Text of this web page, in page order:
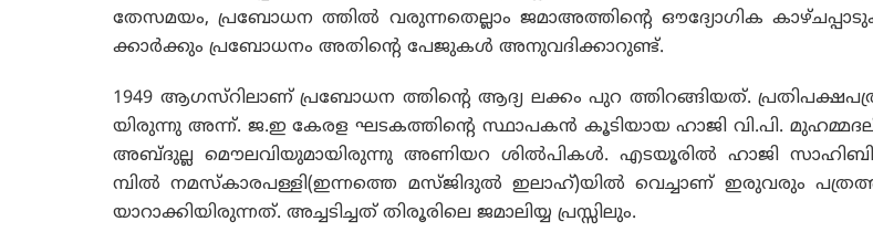
തേസമയം, പ്രബോധന ത്തില്‍ വരുന്നതെല്ലാം ജമാഅത്തിന്റെ ഔദ്യോഗിക
ക്കാര്‍ക്കും പ്രബോധനം അതിന്റെ പേജുകള്‍ അനുവദിക്കാറുണ്ട്.
1949 ആഗസ്റിലാണ് പ്രബോധന ത്തിന്റെ ആദ്യ ലക്കം പുറ ത്തിറങ്ങിയത്.
യിരുന്നു അന്ന്. ജ.ഇ കേരള ഘടകത്തിന്റെ സ്ഥാപകന്‍ കൂടിയായ ഹാജി വി.പി.
അബ്ദുല്ല മൌലവിയുമായിരുന്നു അണിയറ ശില്‍പികള്‍. എടയൂരില്‍ ഹാജി
മ്പില്‍ നമസ്കാരപള്ളി(ഇന്നത്തെ മസ്ജിദുല്‍ ഇലാഹ്)യില്‍ വെച്ചാണ് ഇരുവരും
യാറാക്കിയിരുന്നത്. അച്ചടിച്ചത് തിരൂരിലെ ജമാലിയ്യ പ്രസ്സിലും.